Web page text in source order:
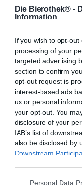
Die Bierothek® -
Information
If you wish to opt-
processing of your
targeted advertising
section to confirm
opt-out request is
interest-based ads
us or personal
your opt-out. You
disclosure of your
IAB’s list of
also be disclosed by
Downstream
Personal Data
smak. Eftersom
har en avlägsen
från flaskan eller
bryggerier,
matsom
prylar för ölälskare .
Den knapriga
god. Bryggeriet från
mellanmål för att
bryggmalt. Kornet,
imponerar med sin
spannmål. Faktum
att påsen på 140